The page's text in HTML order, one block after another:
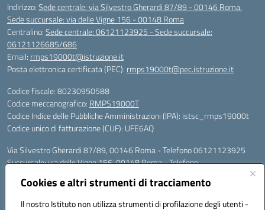
Cookies e altri strumenti di tracciamento
Il nostro Istituto non utilizza strumenti di profilazione degli utenti -
Indirizzo:Sede centrale: via Silvestro Gherardi 87/89 - 00146 Roma.
Sede succursale: via delle Vigne 156 - 00148 Roma
Centralino:Sede centrale: 06121123925 - Sede succursale:
06121126685/686
Email: rmps19000t@istruzione.it
Posta elettronica certificata (PEC): rmps19000t@pec.istruzione.it
Codice fiscale: 80230950588
Codice meccanografico: RMPS19000T
Codice Indice delle Pubbliche Amministrazioni (IPA): istsc_rmps19000t
Codice unico di fatturazione (CUF): UFE6AQ
Via Silvestro Gherardi 87/89, 00146 Roma - Telefono 06121123925
Succursale: via delle Vigne 156, 00148 Roma - Telefono
Mail: rmps19000t@istruzione.it - PEC: rmps19000t@pec.istruzione.it
Per contatti con il Dirigente Scolastico, utilizzare esclusivamente